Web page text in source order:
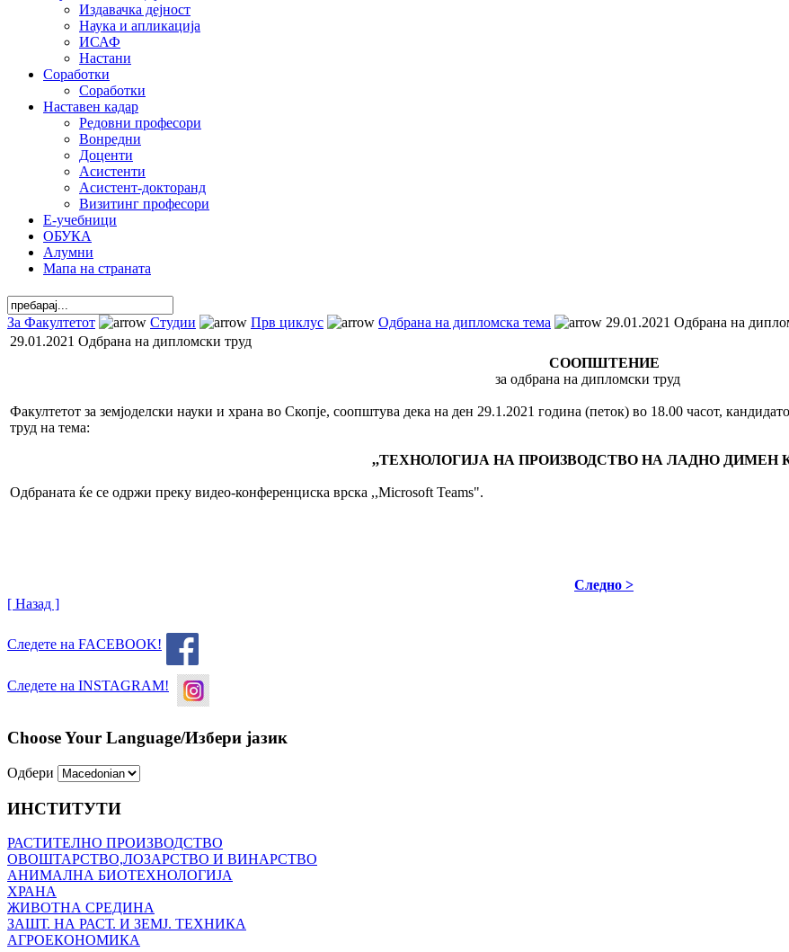
Издавачка дејност
Наука и апликација
ИСАФ
Настани
Соработки
Соработки
Наставен кадар
Редовни професори
Вонредни
Доценти
Асистенти
Асистент-докторанд
Визитинг професори
Е-учебници
ОБУКА
Алумни
Мапа на страната
За Факултетот Студии Прв циклус Одбрана на дипломска тема
29.01.2021 Одбрана на
29.01.2021 Одбрана на дипломски труд
СООПШТЕНИЕ
за одбрана на дипломски труд
Факултетот за земјоделски науки и храна во Скопје, соопштува дека на ден 29.1.2021 година (петок) во 18.00 часот,
труд на тема:
,,ТЕХНОЛОГИЈА НА ПРОИЗВОДСТВО НА ЛАДНО ДИМЕН
Одбраната ќе се одржи преку видео-конференциска врска ,,Microsoft Teams".
Следно >
[ Назад ]
Следете на FACEBOOK!
Следете на INSTAGRAM!
Choose Your Language/Избери јазик
Одбери
ИНСТИТУТИ
РАСТИТЕЛНО ПРОИЗВОДСТВО
ОВОШТАРСТВО,ЛОЗАРСТВО И ВИНАРСТВО
АНИМАЛНА БИОТЕХНОЛОГИЈА
ХРАНА
ЖИВОТНА СРЕДИНА
ЗАШТ. НА РАСТ. И ЗЕМЈ. ТЕХНИКА
АГРОЕКОНОМИКА